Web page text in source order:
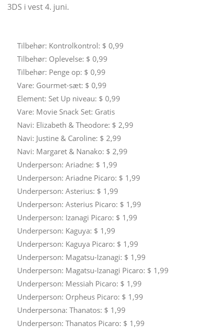
3DS i vest 4. juni.
Tilbehør: Kontrolkontrol: $ 0,99
Tilbehør: Oplevelse: $ 0,99
Tilbehør: Penge op: $ 0,99
Vare: Gourmet-sæt: $ 0,99
Element: Set Up niveau: $ 0,99
Vare: Movie Snack Set: Gratis
Navi: Elizabeth & Theodore: $ 2,99
Navi: Justine & Caroline: $ 2,99
Navi: Margaret & Nanako: $ 2,99
Underperson: Ariadne: $ 1,99
Underperson: Ariadne Picaro: $ 1,99
Underperson: Asterius: $ 1,99
Underperson: Asterius Picaro: $ 1,99
Underperson: Izanagi Picaro: $ 1,99
Underperson: Kaguya: $ 1,99
Underperson: Kaguya Picaro: $ 1,99
Underperson: Magatsu-Izanagi: $ 1,99
Underperson: Magatsu-Izanagi Picaro: $ 1,99
Underperson: Messiah Picaro: $ 1,99
Underperson: Orpheus Picaro: $ 1,99
Underpersona: Thanatos: $ 1,99
Underperson: Thanatos Picaro: $ 1,99